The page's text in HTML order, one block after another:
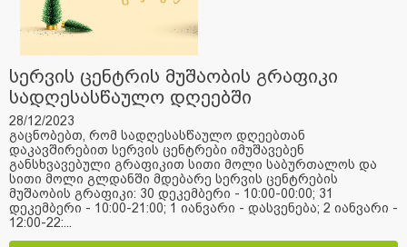
სერვის ცენტრის მუშაობის გრაფიკი
სადღესასწაულო დღეებში
28/12/2023
გაცნობებთ, რომ სადღესასწაულო დღეებთან
დაკავშირებით სერვის ცენტრები იმუშავებენ
განსხვავებული გრაფიკით სითი მოლი საბურთალოს და
სითი მოლი გლდანში მდებარე სერვის ცენტრების
მუშაობის გრაფიკი: 30 დეკემბერი - 10:00-00:00; 31
დეკემბერი - 10:00-21:00; 1 იანვარი - დასვენება; 2 იანვარი -
12:00-22:...